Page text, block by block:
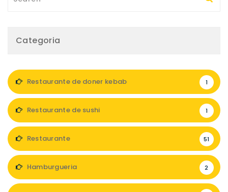
Categoria
Restaurante de doner kebab 1
Restaurante de sushi 1
Restaurante 51
Hamburgueria 2